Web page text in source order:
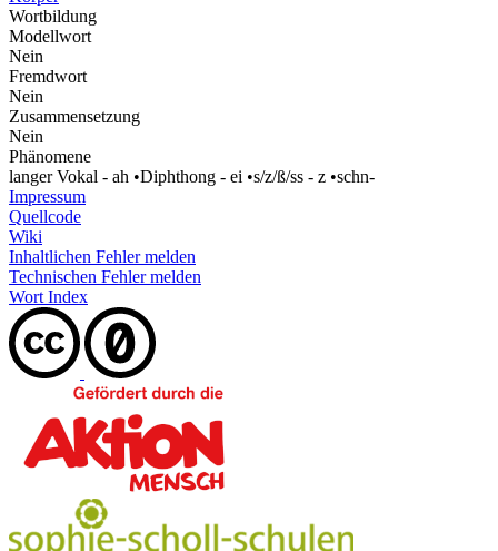
Wortbildung
Modellwort
Nein
Fremdwort
Nein
Zusammensetzung
Nein
Phänomene
langer Vokal - ah •Diphthong - ei •s/z/ß/ss - z •schn-
Impressum
Quellcode
Wiki
Inhaltlichen Fehler melden
Technischen Fehler melden
Wort Index